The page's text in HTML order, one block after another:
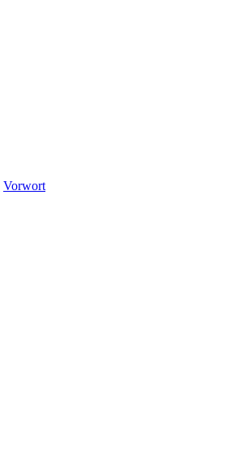
Vorwort